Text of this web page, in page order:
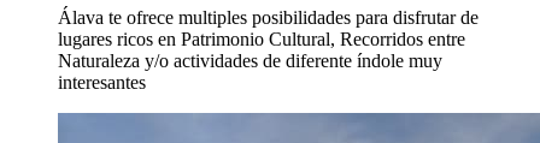
Álava te ofrece multiples posibilidades para disfrutar de
lugares ricos en Patrimonio Cultural, Recorridos entre
Naturaleza y/o actividades de diferente índole muy
interesantes